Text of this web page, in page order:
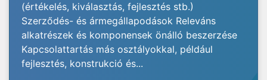
(értékelés, kiválasztás, fejlesztés stb.)
Szerződés- és ármegállapodások Releváns
alkatrészek és komponensek önálló beszerzése
Kapcsolattartás más osztályokkal, például
fejlesztés, konstrukció és...